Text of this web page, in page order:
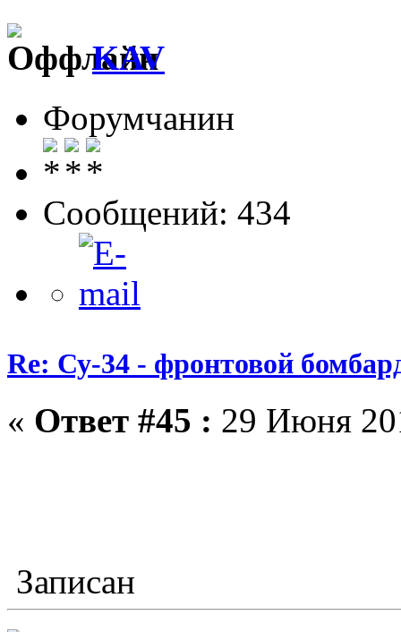
KAV
Форумчанин
Сообщений: 434
Re: Су-34 - фронтовой
« Ответ #45 : 29 Июня
Записан